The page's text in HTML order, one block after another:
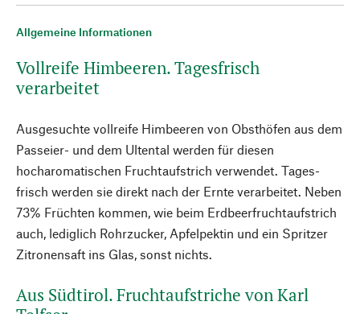
Allgemeine Informationen
Vollreife Himbeeren. Tagesfrisch
verarbeitet
Ausgesuchte vollreife Himbeeren von Obsthöfen aus dem
Passeier- und dem Ultental werden für diesen
hocharomatischen Fruchtaufstrich verwendet. Tages­
frisch werden sie direkt nach der Ernte verarbeitet. Neben
73% Früchten kommen, wie beim Erdbeerfruchtaufstrich
auch, lediglich Rohrzucker, Apfelpektin und ein Spritzer
Zitronensaft ins Glas, sonst nichts.
Aus Südtirol. Fruchtaufstriche von Karl